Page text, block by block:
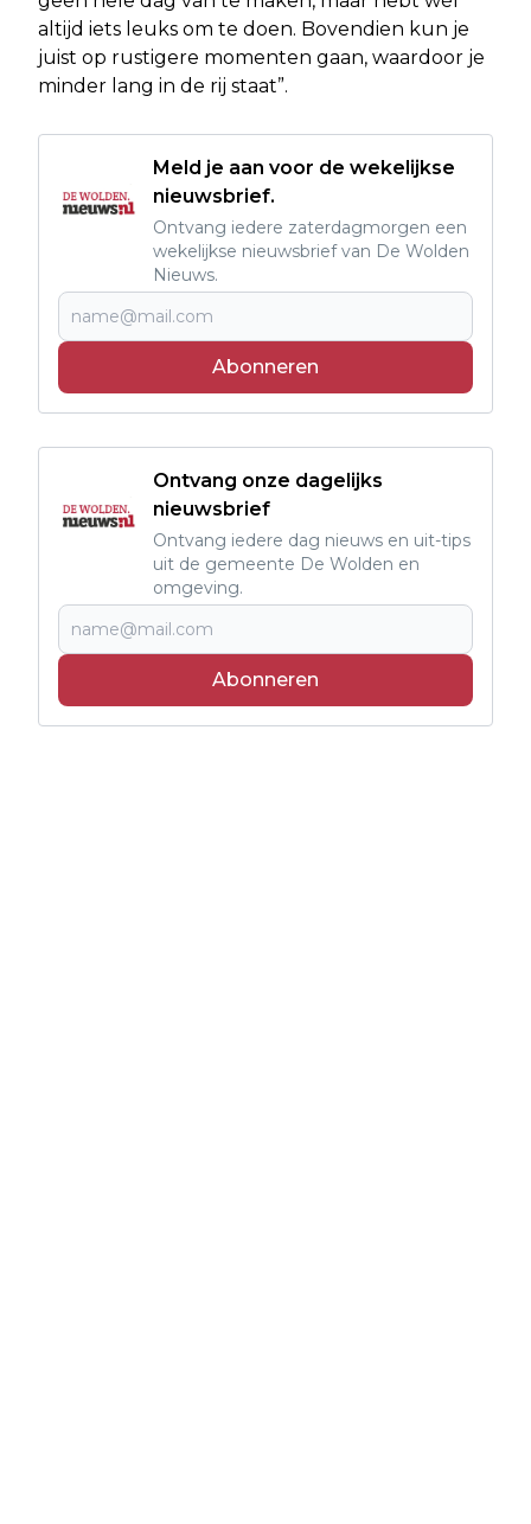
altijd iets leuks om te doen. Bovendien kun je
juist op rustigere momenten gaan, waardoor je
minder lang in de rij staat”.
Meld je aan voor de wekelijkse
nieuwsbrief.
Ontvang iedere zaterdagmorgen een
wekelijkse nieuwsbrief van De Wolden
Nieuws.
Abonneren
Ontvang onze dagelijks
nieuwsbrief
Ontvang iedere dag nieuws en uit-tips
uit de gemeente De Wolden en
omgeving.
Abonneren